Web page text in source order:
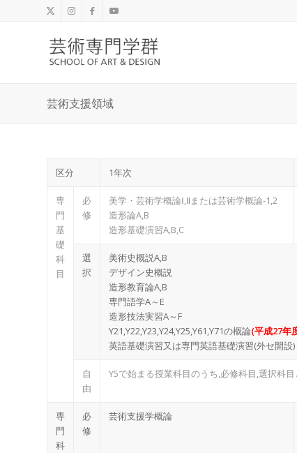
芸術支援領域
区分 1年次
専
門
基
礎
科
目
必
修
美学・芸術学概論Ⅰ,Ⅱまたは芸術学概論-1,2
造形論A,B
造形基礎演習A,B,C
選
択
美術史概説A,B
デザイン史概説
造形教育論A,B
専門語学A～E
造形技法実習A～F
Y21,Y22,Y23,Y24,Y25,Y61,Y71の概論(平成27年
英語基礎演習又は専門英語基礎演習(外セ開設)
自
由
Y5で始まる授業科目のうち,必修科目,選択科
専
門
科
必
修
芸術支援学概論